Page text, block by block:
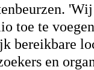
toe te
bereikbare
en